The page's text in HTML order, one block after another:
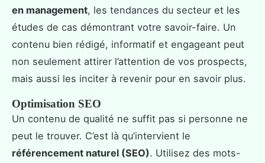
en management, les tendances du secteur et les
études de cas démontrant votre savoir-faire. Un
contenu bien rédigé, informatif et engageant peut
non seulement attirer l’attention de vos prospects,
mais aussi les inciter à revenir pour en savoir plus.
Optimisation SEO
Un contenu de qualité ne suffit pas si personne ne
peut le trouver. C’est là qu’intervient le
référencement naturel (SEO). Utilisez des mots-